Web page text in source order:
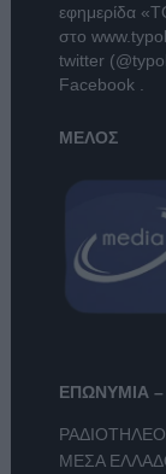
εφημερίδα
στο
twitter
Facebook
ΜΕΛΟΣ
ΕΠΩΝΥΜΙΑ –
ΜΕΣΑ